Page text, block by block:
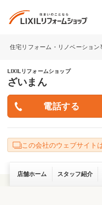
住宅リフォーム・リノベーショ
LIXILリフォームショップ
ざいまん
この会社のウェブサイト
店舗ホーム スタッフ紹介